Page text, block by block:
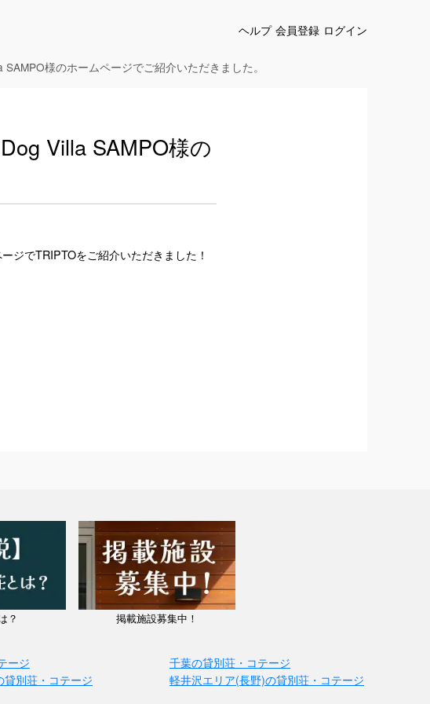
ヘルプ 会員登録 ログイン
様のホームページでご紹介いただきました。
Villa SAMPO様の
ジでTRIPTOをご紹介いただきました！
？ 掲載施設募集中！
ージ
千葉の貸別荘・コテージ
別荘・コテージ
軽井沢エリア(長野)の貸別荘・コテージ